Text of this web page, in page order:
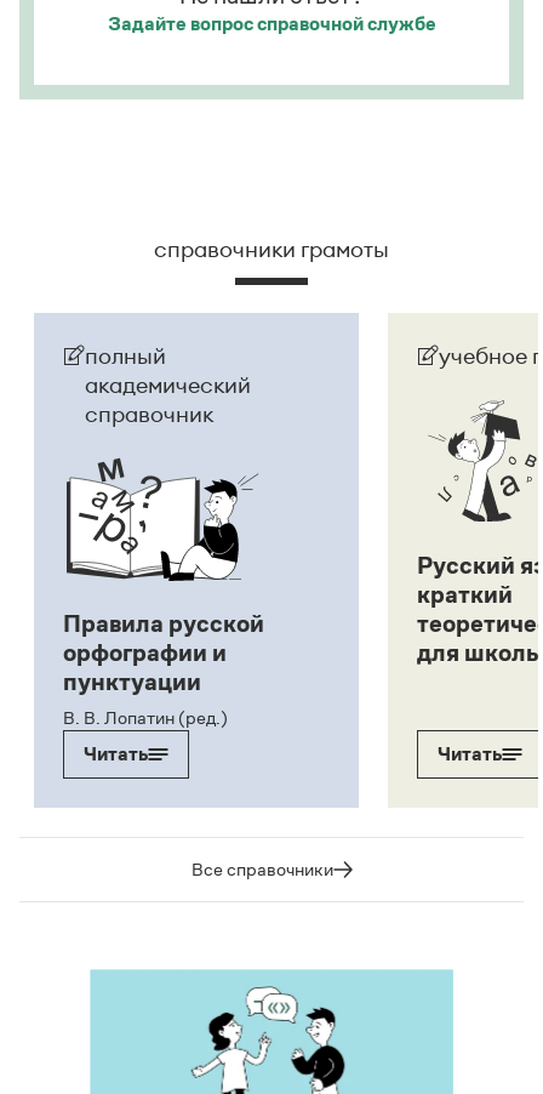
Задайте вопроссправочной службе
справочники грамоты
полный
академический
справочник
Правила русской
орфографии и
пунктуации
В. В. Лопатин (ред.)
Читать
учебное
Русский
краткий
для
Читать
Все справочники